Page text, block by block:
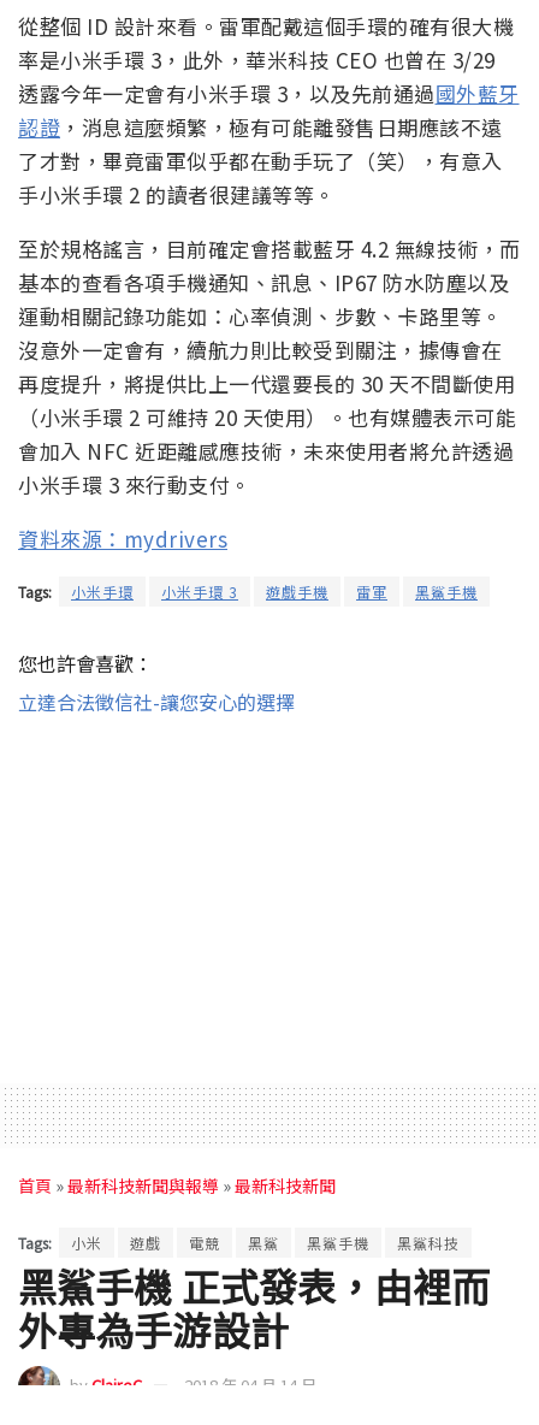
從整個 ID 設計來看。雷軍配戴這個手環的確有很大機
率是小米手環 3，此外，華米科技 CEO 也曾在 3/29
透露今年一定會有小米手環 3，以及先前通過國外藍牙
認證 ，消息這麼頻繁，極有可能離發售日期應該不遠
了才對，畢竟雷軍似乎都在動手玩了（笑），有意入
手小米手環 2 的讀者很建議等等。
至於規格謠言，目前確定會搭載藍牙 4.2 無線技術，而
基本的查看各項手機通知、訊息、IP67 防水防塵以及
運動相關記錄功能如：心率偵測、步數、卡路里等。
沒意外一定會有，續航力則比較受到關注，據傳會在
再度提升，將提供比上一代還要長的 30 天不間斷使用
（小米手環 2 可維持 20 天使用）。也有媒體表示可能
會加入 NFC 近距離感應技術，未來使用者將允許透過
小米手環 3 來行動支付。
資料來源：mydrivers
Tags: 小米手環 小米手環 3 遊戲手機 雷軍 黑鯊手機
您也許會喜歡：
立達合法徵信社-讓您安心的選擇
首頁 »最新科技新聞與報導 »最新科技新聞
Tags: 小米 遊戲 電競 黑鯊 黑鯊手機 黑鯊科技
黑鯊手機 正式發表，由裡而
外專為手游設計
byClaireC 2018 年 04 月 14 日